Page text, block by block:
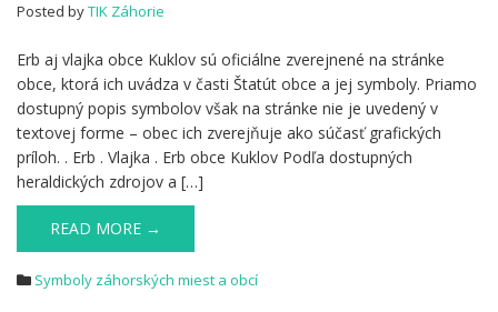
Posted byTIK Záhorie
Erb aj vlajka obce Kuklov sú oficiálne zverejnené na stránke
obce, ktorá ich uvádza v časti Štatút obce a jej symboly. Priamo
dostupný popis symbolov však na stránke nie je uvedený v
textovej forme – obec ich zverejňuje ako súčasť grafických
príloh. . Erb . Vlajka . Erb obce Kuklov Podľa dostupných
heraldických zdrojov a […]
READ MORE →
Symboly záhorských miest a obcí